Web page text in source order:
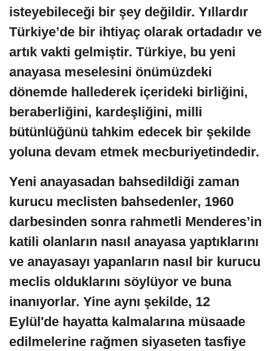
isteyebileceği bir şey değildir. Yıllardır
Türkiye’de bir ihtiyaç olarak ortadadır ve
artık vakti gelmiştir. Türkiye, bu yeni
anayasa meselesini önümüzdeki
dönemde hallederek içerideki birliğini,
beraberliğini, kardeşliğini, milli
bütünlüğünü tahkim edecek bir şekilde
yoluna devam etmek mecburiyetindedir.
Yeni anayasadan bahsedildiği zaman
kurucu meclisten bahsedenler, 1960
darbesinden sonra rahmetli Menderes’in
katili olanların nasıl anayasa yaptıklarını
ve anayasayı yapanların nasıl bir kurucu
meclis olduklarını söylüyor ve buna
inanıyorlar. Yine aynı şekilde, 12
Eylül'de hayatta kalmalarına müsaade
edilmelerine rağmen siyaseten tasfiye